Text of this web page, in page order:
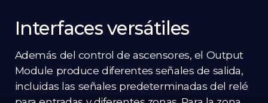
Interfaces versátiles
Además del control de ascensores, el Output
Module produce diferentes señales de salida,
incluidas las señales predeterminadas del relé